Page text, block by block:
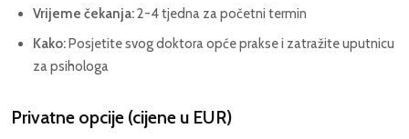
Vrijeme čekanja:2-4 tjedna za početni termin
Kako:Posjetite svog doktora opće prakse i zatražite uputnicu
za psihologa
Privatne opcije (cijene u EUR)